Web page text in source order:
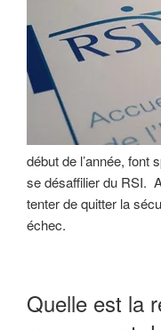
début de l’année, font
se désaffilier du RSI.
tenter de quitter la
échec.
Quelle est la